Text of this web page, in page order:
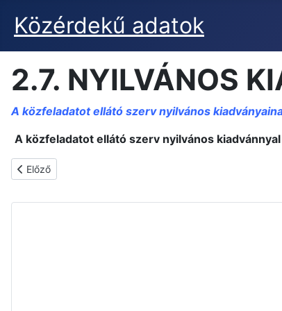
Közérdekű adatok
2.7. NYILVÁNOS
A közfeladatot ellátó szerv nyilvános
A közfeladatot ellátó szerv nyilvános
Előző cikk: 2.8. A SZERV DÖNTÉSEI, KONCEPCIÓK,
Előző